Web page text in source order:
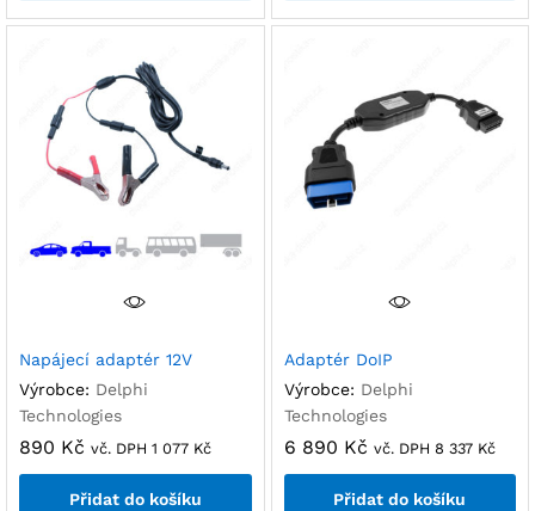
Napájecí adaptér 12V
Výrobce: Delphi
Technologies
890 Kč vč. DPH 1 077 Kč
Přidat do košíku
Adaptér DoIP
Výrobce: Delphi
Technologies
6 890 Kč vč. DPH 8 337 Kč
Přidat do košíku